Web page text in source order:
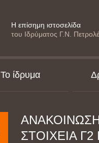
Η επίσημη ιστοσελίδα
του Ιδρύματος Γ.Ν.
Το ίδρυμα
ΣΤΟΙΧΕΙΑ